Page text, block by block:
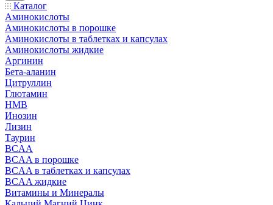
Каталог
Аминокислоты
Аминокислоты в порошке
Аминокислоты в таблетках и капсулах
Аминокислоты жидкие
Аргинин
Бета-аланин
Цитруллин
Глютамин
HMB
Инозин
Лизин
Таурин
BCAA
BCAA в порошке
BCAA в таблетках и капсулах
BCAA жидкие
Витамины и Минералы